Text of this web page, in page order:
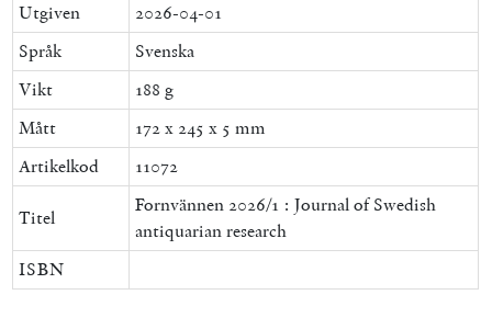
Utgiven
2026-04-01
Språk
Svenska
Vikt
188 g
Mått
172 x 245 x 5 mm
Artikelkod
11072
Titel
Fornvännen 2026/1 : Journal of Swedish
antiquarian research
ISBN